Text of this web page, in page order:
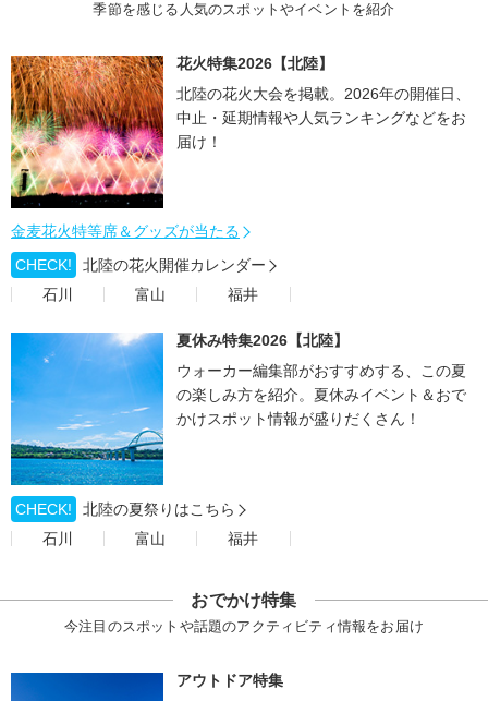
季節を感じる人気のスポットやイベントを紹介
花火特集2026【北陸】
北陸の花火大会を掲載。2026年の開催日、
中止・延期情報や人気ランキングなどをお
届け！
金麦花火特等席＆グッズが当たる
CHECK!
北陸の花火開催カレンダー
石川
富山 福井
夏休み特集2026【北陸】
ウォーカー編集部がおすすめする、この夏
の楽しみ方を紹介。夏休みイベント＆おで
かけスポット情報が盛りだくさん！
CHECK!
北陸の夏祭りはこちら
石川
富山 福井
おでかけ特集
今注目のスポットや話題のアクティビティ情報をお届け
アウトドア特集